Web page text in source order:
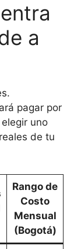
a
pagar por
uno
de tu
Rango de
Costo
Mensual
(Bogotá)